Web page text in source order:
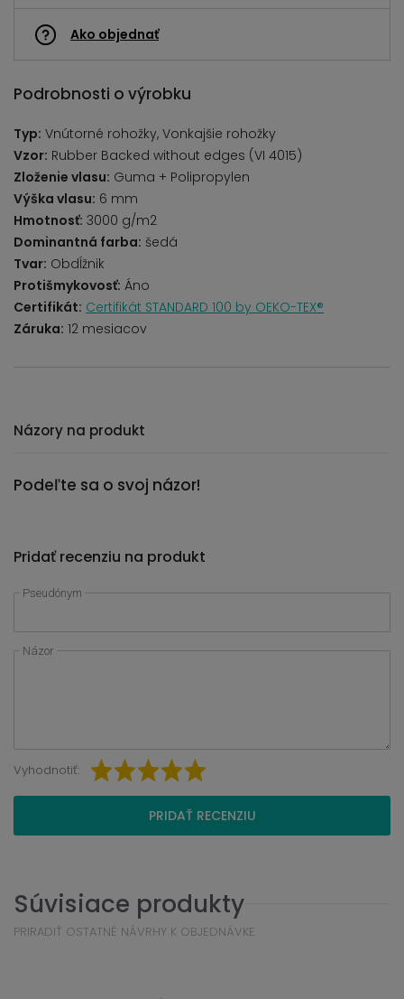
Ako objednať
Podrobnosti o výrobku
Typ: Vnútorné rohožky, Vonkajšie rohožky
Vzor: Rubber Backed without edges (VI 4015)
Zloženie vlasu: Guma + Polipropylen
Výška vlasu: 6 mm
Hmotnosť: 3000 g/m2
Dominantná farba: šedá
Tvar: Obdĺžnik
Protišmykovosť: Áno
Certifikát: Certifikát STANDARD 100 by OEKO-TEX®
Záruka: 12 mesiacov
Názory na produkt
Podeľte sa o svoj názor!
Pridať recenziu na produkt
Pseudónym
Názor
Vyhodnotiť:
PRIDAŤ RECENZIU
Súvisiace produkty
PRIRADIŤ OSTATNÉ NÁVRHY K OBJEDNÁVKE